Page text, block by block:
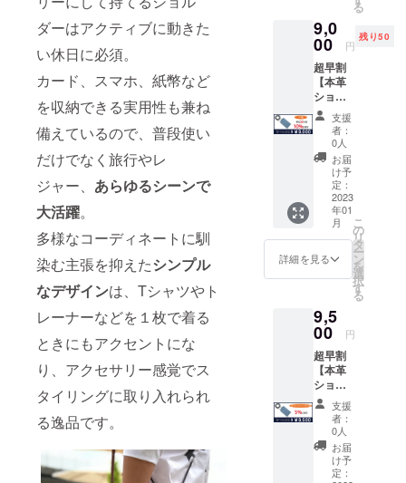
ダーはアクティブに動きた
い休日に必須。
カード、スマホ、紙幣など
を収納できる実用性も兼ね
備えているので、普段使い
だけでなく旅行やレ
ジャー、 あらゆるシーンで
大活躍。
多様なコーディネートに馴
染む主張を抑えたシンプル
なデザインは、Tシャツやト
レーナーなどを１枚で着る
ときにもアクセントにな
り、アクセサリー感覚でス
タイリングに取り入れられ
る逸品です。
日本全国の
皆様により
本物の本革
の良さをお
伝えできま
す様に、本
物の情報を
発信してい
思っており
ます。
プ、
レッ
ド、
サック
スブ
ルーの
中から
お選び
くださ
い。 ■
プロ
ジェク
ト終了
後、お
申し込
み順に
発送致
1月末発
送予定
※発送は
ネコポ
スとな
りま
す。 ※
デザイ
ン・仕
様・内
容品は
変更に
る
9,0
00 円
残り50
超早割
【本革
ショル
ダー】
１個 定
10,000
円の
10％OF
F（税・
送料
込） ■
カ
ラー：
ブラッ
ク、
プ、
レッ
ド、
サック
スブ
ルーの
中から
お選び
くださ
い。 ■
プロ
ジェク
支援
者：
0人
お届
け予
定：
2023
年01
月
詳細を見る
こ
の
リ
タ
ー
ン
を
選
択
す
る
9,5
00 円
超早割
【本革
ショル
ダー】
１個 定
10,000
円の
5％OFF
支援
者：
0人
お届
け予
定：